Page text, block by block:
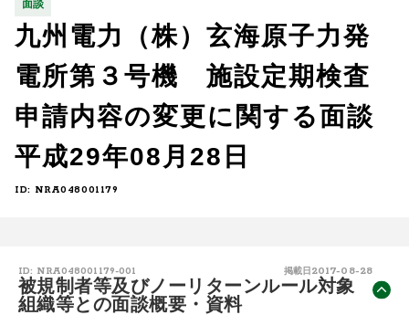
面談
九州電力（株）玄海原子力発
電所第３号機 施設定期検査
申請内容の変更に関する面談
平成29年08月28日
ID: NRA048001179
ID: NRA048001179-001 掲載日 2017-08-28
被規制者等及びノーリターンルール対象
組織等との面談概要・資料